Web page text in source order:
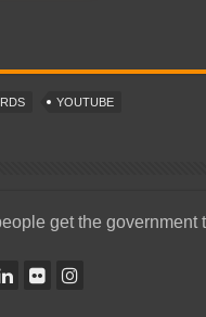
YOUTUBE
get the government